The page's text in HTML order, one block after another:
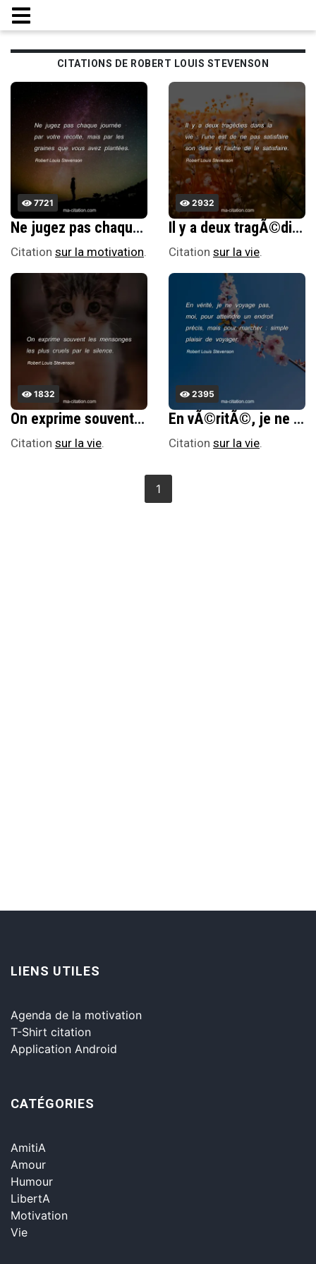
CITATIONS DE ROBERT LOUIS STEVENSON
7721
Ne jugez pas chaque journÃ©e par votre rÃ©colte, mais par les graines que vous avez plantÃ©es.
Citation sur la motivation.
2932
Il y a deux tragÃ©dies dans la vie : lâ€™une est de ne pas satisfaire son dÃ©sir et lâ€™autre de le satisfaire.
Citation sur la vie.
1832
On exprime souvent les mensonges les plus cruels par le silence.
Citation sur la vie.
2395
En vÃ©ritÃ©, je ne voyage pas, moi, pour atteindre un endroit prÃ©cis, mais pour marcher : simple plaisir de voyager.
Citation sur la vie.
1
LIENS UTILES
Agenda de la motivation
T-Shirt citation
Application Android
CATÉGORIES
AmitiA
Amour
Humour
LibertA
Motivation
Vie